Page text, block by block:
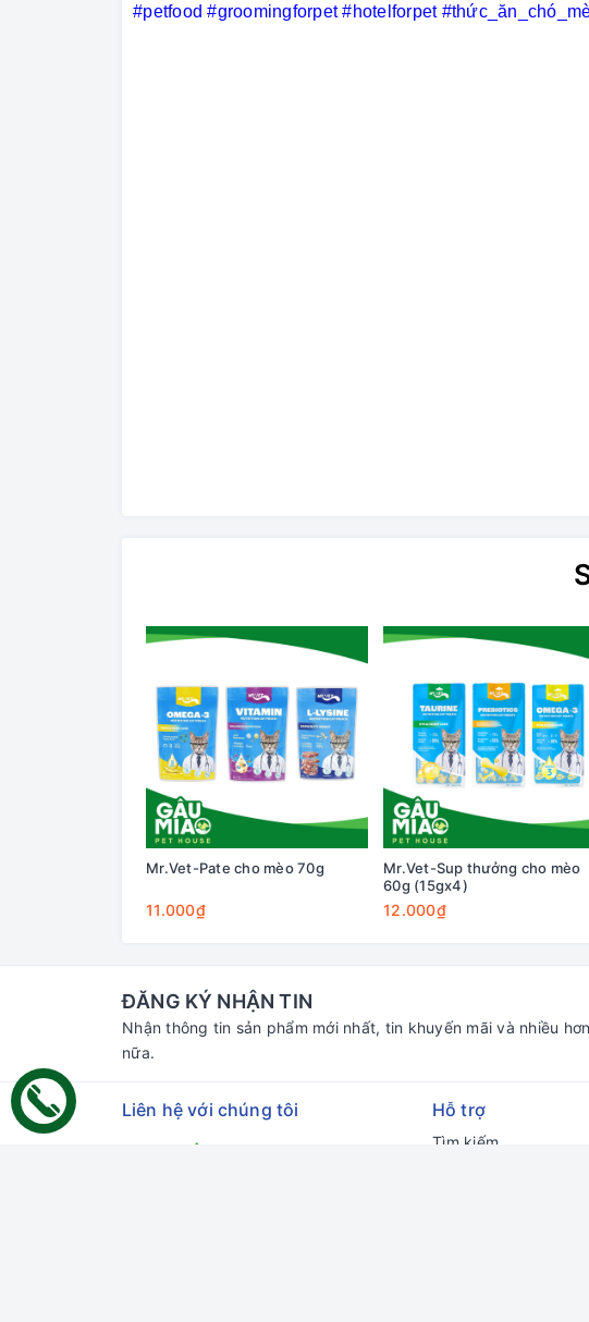
#petfood #groomingforpet #hotelforpet
Mr.Vet-Pate cho mèo 70g
11.000₫
Mr.Vet-Sup thưởng cho mèo
60g (15gx4)
12.000₫
ĐĂNG KÝ NHẬN TIN
Nhận thông tin sản phẩm mới nhất, tin khuyến mãi và nhiều hơn
nữa.
Liên hệ với chúng tôi Hỗ trợ
Tìm kiếm